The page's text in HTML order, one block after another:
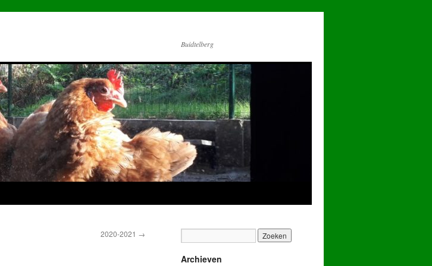
Buidtelberg
2020-2021 →
Archieven